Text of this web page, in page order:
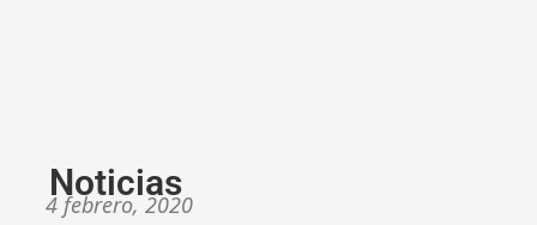
Noticias
4 febrero, 2020